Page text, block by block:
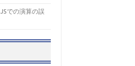
での演算の誤